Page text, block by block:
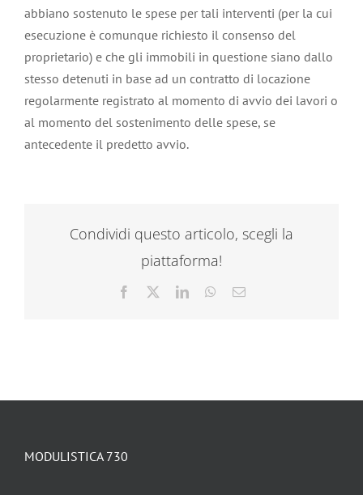
abbiano sostenuto le spese per tali interventi (per la cui
esecuzione è comunque richiesto il consenso del
proprietario) e che gli immobili in questione siano dallo
stesso detenuti in base ad un contratto di locazione
regolarmente registrato al momento di avvio dei lavori o
al momento del sostenimento delle spese, se
antecedente il predetto avvio.
Condividi questo articolo, scegli la
piattaforma!
Facebook LinkedInWhatsApp
Email
MODULISTICA 730